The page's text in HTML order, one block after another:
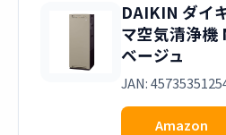
DAIKIN ダイ
マ空気清浄機
ベージュ
JAN:
Amazon